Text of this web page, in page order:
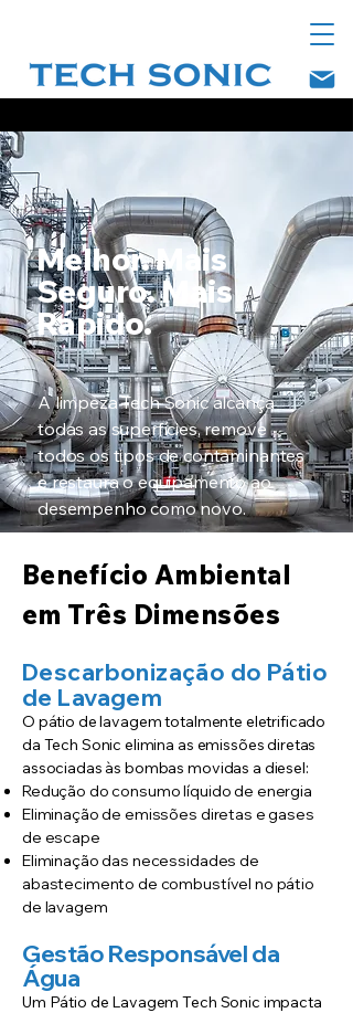
Melhor. Mais
Seguro. Mais
Rápido.
A limpeza Tech Sonic alcança
todas as superfícies, remove
todos os tipos de contaminantes
e restaura o equipamento ao
desempenho como novo.
Benefício Ambiental
em Três Dimensões
Descarbonização do Pátio
de Lavagem
O pátio de lavagem totalmente eletrificado
da Tech Sonic elimina as emissões diretas
associadas às bombas movidas a diesel:
Redução do consumo líquido de energia
Eliminação de emissões diretas e gases
de escape
Eliminação das necessidades de
abastecimento de combustível no pátio
de lavagem
Gestão Responsável da
Água
Um Pátio de Lavagem Tech Sonic impacta